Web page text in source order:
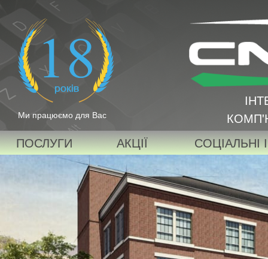
Ми працюємо для Вас
ПОСЛУГИ
АКЦІЇ СОЦІАЛЬНІ